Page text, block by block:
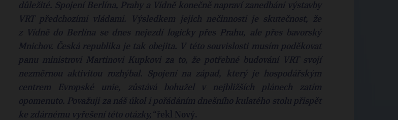
důležité. Spojení Berlína, Prahy a Vídně konečně napraví zanedbání výstavby
VRT předchozími vládami. Výsledkem jejich nečinnosti je skutečnost, že
z Vídně do Berlína se dnes nejezdí logicky přes Prahu, ale přes bavorský
Mnichov. Česká republika je tak obejita. V této souvislosti musím poděkovat
panu ministrovi Martinovi Kupkovi za to, že potřebné budování VRT svojí
nezměrnou aktivitou rozhýbal. Spojení na západ, který je hospodářským
centrem Evropské unie, zůstává bohužel v nejbližších plánech zatím
opomenuto. Považuji za náš úkol i pořádáním dnešního kulatého stolu přispět
ke zdárnému vyřešení této otázky,“řekl Nový.